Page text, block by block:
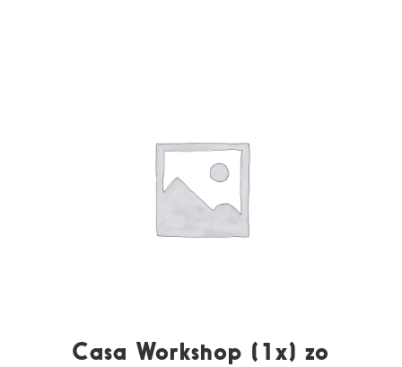
Casa Workshop (1x) zo